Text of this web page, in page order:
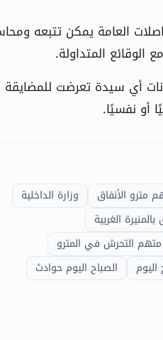
العامة يمكن تتبعه
الوقائع المتداولة.
أي سيدة تعرضت للمضايقة
أو نفسيًا.
مترو الأنفاق
وزارة الداخلية
الغربية
متهم التحرش في المترو
اليوم
الصباح اليوم حوادث